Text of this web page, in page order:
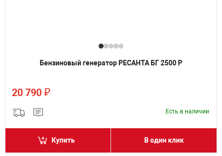
Бензиновый генератор РЕСАНТА БГ 2500 Р
20 790 ₽
Есть в наличии
Купить В один клик